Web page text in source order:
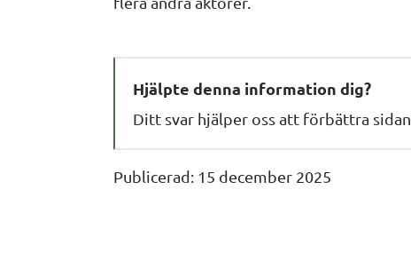
Hjälpte denna information dig?
Ditt svar hjälper oss att förbättra sidan
Publicerad: 15 december 2025